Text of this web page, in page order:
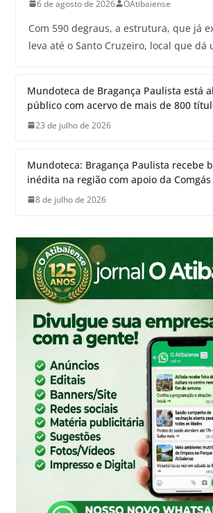
6 de agosto de 2026 OAtibaiense
Com 590 degraus, a estrutura, que já
leva até o Santo Cruzeiro, local que dá
Mundoteca de Bragança Paulista está
público com acervo de mais de 800
23 de julho de 2026
Mundoteca: Bragança Paulista recebe
inédita na região com apoio da Comgás
8 de julho de 2026